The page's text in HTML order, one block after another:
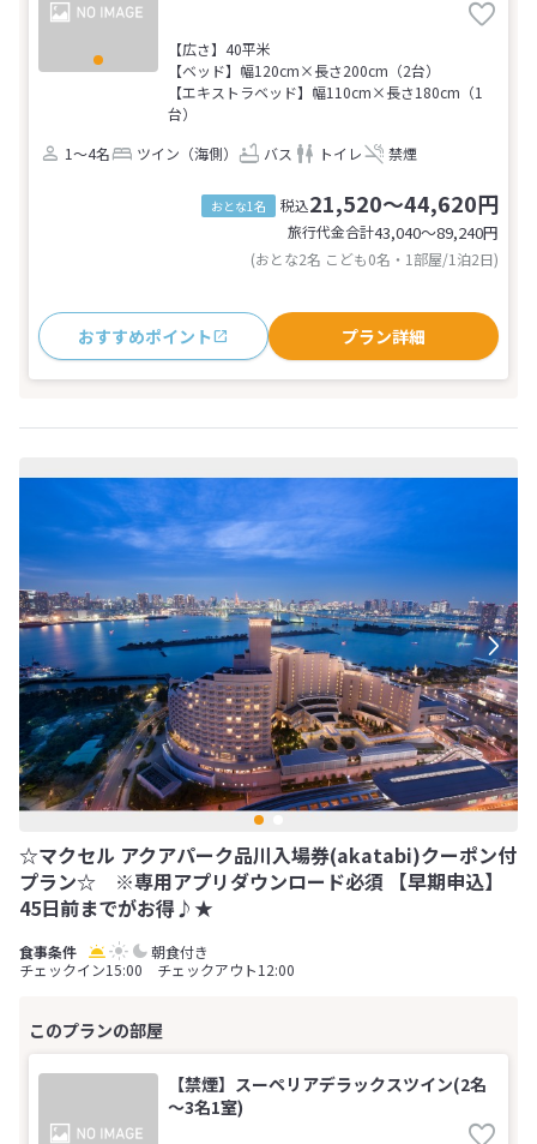
【広さ】40平米
【ベッド】幅120cm×長さ200cm（2台）
【エキストラベッド】幅110cm×長さ180cm（1
台）
1～4名
ツイン（海側） バス トイレ 禁煙
おとな1名 税込21,520～44,620円
旅行代金合計43,040〜89,240円
(おとな2名 こども0名・1部屋/1泊2日)
おすすめポイント プラン詳細
☆マクセル アクアパーク品川入場券(akatabi)クーポン付
プラン☆ ※専用アプリダウンロード必須 【早期申込】
45日前までがお得♪★
朝食付き
チェックイン15:00 チェックアウト12:00
【禁煙】スーペリアデラックスツイン(2名
～3名1室)